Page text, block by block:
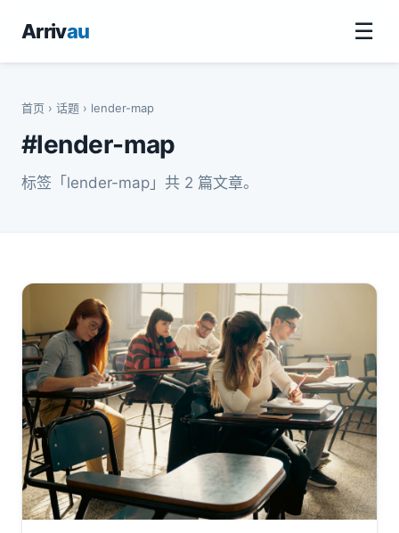
Arrivau ☰
首页 › 话题 › lender-map
#lender-map
标签「lender-map」共 2 篇文章。